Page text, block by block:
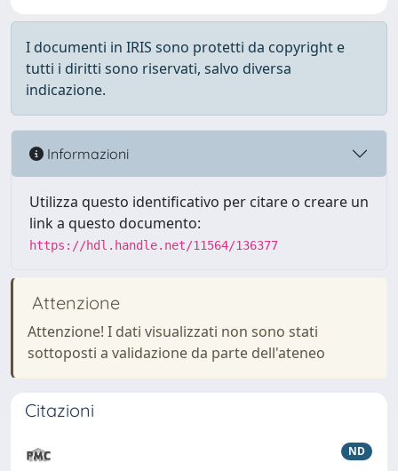
I documenti in IRIS sono protetti da copyright e
tutti i diritti sono riservati, salvo diversa
indicazione.
Informazioni
Utilizza questo identificativo per citare o creare un
link a questo documento:
https://hdl.handle.net/11564/136377
Attenzione
Attenzione! I dati visualizzati non sono stati
sottoposti a validazione da parte dell'ateneo
Citazioni
ND